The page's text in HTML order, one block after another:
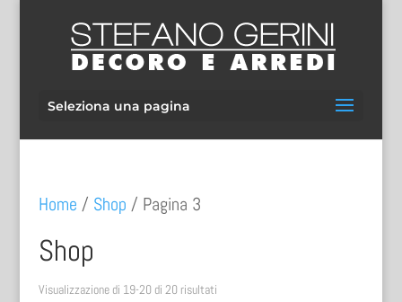
Seleziona una pagina
Home / Shop / Pagina 3
Shop
Visualizzazione di 19-20 di 20 risultati